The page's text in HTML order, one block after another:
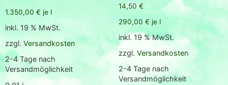
1.350,00 € je l
inkl. 19 % MwSt.
zzgl. Versandkosten
2-4 Tage nach
Versandmöglichkeit
14,50 €
290,00 € je l
inkl. 19 % MwSt.
zzgl. Versandkosten
2-4 Tage nach
Versandmöglichkeit